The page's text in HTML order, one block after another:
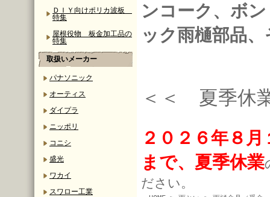
ＤＩＹ向けポリカ波板
特集
屋根役物 板金加工品の
特集
取扱いメーカー
パナソニック
オーティス
ダイプラ
ニッポリ
コニシ
盛光
ワカイ
スワロー工業
ンコーク、ボ
ック雨樋部品
＜＜ 夏季
２０２６年８
まで、夏季休業
ださい。